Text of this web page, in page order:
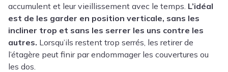
accumulent et leur vieillissement avec le temps. L’idéal
est de les garder en position verticale, sans les
incliner trop et sans les serrer les uns contre les
autres. Lorsqu’ils restent trop serrés, les retirer de
l’étagère peut finir par endommager les couvertures ou
les dos.